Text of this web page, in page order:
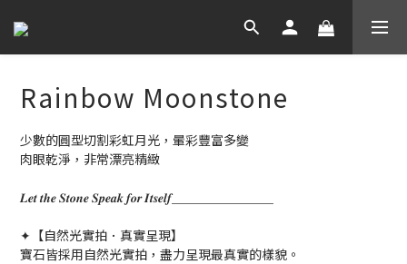
Rainbow Moonstone
少數的圓型切割彩虹月光，暈彩豐富多變
肉眼乾淨，非常漂亮精緻
𝑳𝒆𝒕 𝒕𝒉𝒆 𝑺𝒕𝒐𝒏𝒆 𝑺𝒑𝒆𝒂𝒌 𝒇𝒐𝒓 𝑰𝒕𝒔𝒆𝒍𝒇＿＿＿＿＿＿＿＿
✦【自然光實拍．真實呈現】
寶石皆採用自然光實拍，盡力呈現最真實的樣貌。